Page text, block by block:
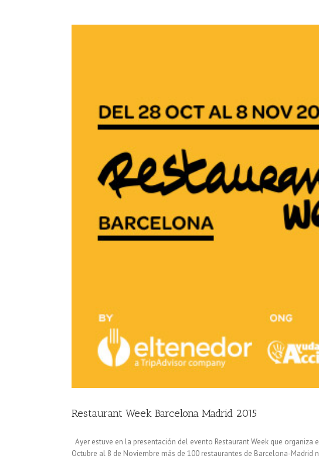
Restaurant Week Barcelona Madrid 2015
Ayer estuve en la presentación del evento Restaurant Week que
Octubre al 8 de Noviembre más de 100 restaurantes de Barcelona-